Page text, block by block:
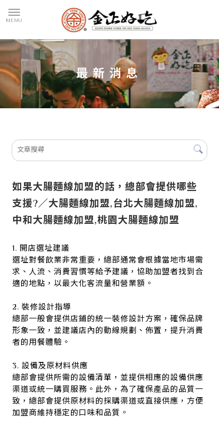
最新消息
如果大腸麵線加盟的話，總部會提供哪些
支援?／大腸麵線加盟,台北大腸麵線加盟,
中和大腸麵線加盟,桃園大腸麵線加盟
1. 開店選址建議
選址對餐飲業非常重要，總部通常會根據當地市場需
求、人流、消費習慣等給予建議，協助加盟者找到合
適的地點，以最大化客流量和營業額。
2. 裝修設計指導
總部一般會提供店鋪的統一裝修設計方案，確保品牌
形象一致，並建議店內的動線規劃、佈置，提升消費
者的用餐體驗。
3. 設備及原材料供應
總部會提供所需的設備清單，並提供相應的設備供應
渠道或統一購買服務。此外，為了確保產品的品質一
致，總部會提供原材料的採購渠道或直接供應，方便
加盟商維持穩定的口味和品質。